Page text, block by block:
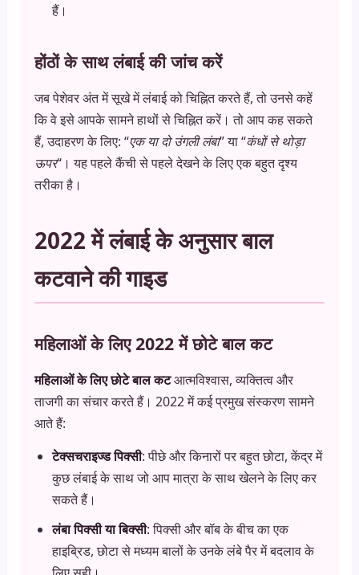
हैं।
होंठों के साथ लंबाई की जांच करें
जब पेशेवर अंत में सूखे में लंबाई को चिह्नित करते हैं, तो उनसे कहें
कि वे इसे आपके सामने हाथों से चिह्नित करें। तो आप कह सकते
हैं, उदाहरण के लिए: “एक या दो उंगली लंबा” या “कंधों से थोड़ा
ऊपर“। यह पहले कैंची से पहले देखने के लिए एक बहुत दृश्य
तरीका है।
2022 में लंबाई के अनुसार बाल
कटवाने की गाइड
महिलाओं के लिए 2022 में छोटे बाल कट
महिलाओं के लिए छोटे बाल कटआत्मविश्वास, व्यक्तित्व और
ताजगी का संचार करते हैं। 2022 में कई प्रमुख संस्करण सामने
आते हैं:
टेक्सचराइज्ड पिक्सी: पीछे और किनारों पर बहुत छोटा, केंद्र में
कुछ लंबाई के साथ जो आप मात्रा के साथ खेलने के लिए कर
सकते हैं।
लंबा पिक्सी या बिक्सी: पिक्सी और बॉब के बीच का एक
हाइब्रिड, छोटा से मध्यम बालों के उनके लंबे पैर में बदलाव के